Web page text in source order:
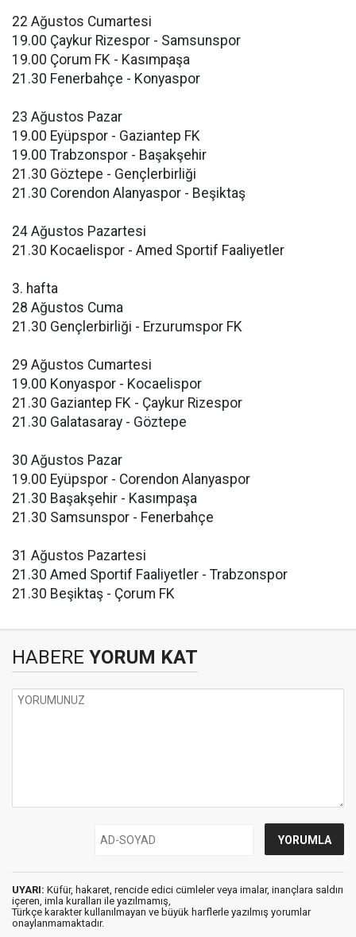
22 Ağustos Cumartesi
19.00 Çaykur Rizespor - Samsunspor
19.00 Çorum FK - Kasımpaşa
21.30 Fenerbahçe - Konyaspor
23 Ağustos Pazar
19.00 Eyüpspor - Gaziantep FK
19.00 Trabzonspor - Başakşehir
21.30 Göztepe - Gençlerbirliği
21.30 Corendon Alanyaspor - Beşiktaş
24 Ağustos Pazartesi
21.30 Kocaelispor - Amed Sportif Faaliyetler
3. hafta
28 Ağustos Cuma
21.30 Gençlerbirliği - Erzurumspor FK
29 Ağustos Cumartesi
19.00 Konyaspor - Kocaelispor
21.30 Gaziantep FK - Çaykur Rizespor
21.30 Galatasaray - Göztepe
30 Ağustos Pazar
19.00 Eyüpspor - Corendon Alanyaspor
21.30 Başakşehir - Kasımpaşa
21.30 Samsunspor - Fenerbahçe
31 Ağustos Pazartesi
21.30 Amed Sportif Faaliyetler - Trabzonspor
21.30 Beşiktaş - Çorum FK
HABERE YORUM KAT
UYARI: Küfür, hakaret, rencide edici cümleler veya imalar, inançlara saldırı
içeren, imla kuralları ile yazılmamış,
Türkçe karakter kullanılmayan ve büyük harflerle yazılmış yorumlar
onaylanmamaktadır.